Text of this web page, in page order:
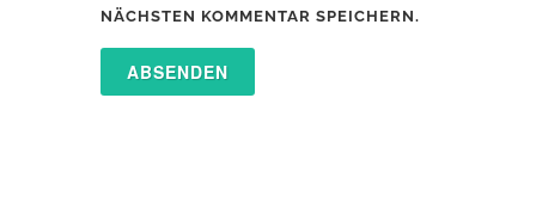
NÄCHSTEN KOMMENTAR SPEICHERN.